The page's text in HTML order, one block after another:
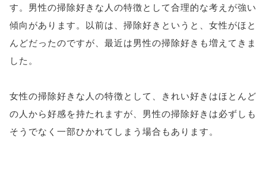
す。男性の掃除好きな人の特徴として合理的な考えが強い
傾向があります。以前は、掃除好きというと、女性がほと
んどだったのですが、最近は男性の掃除好きも増えてきま
した。
女性の掃除好きな人の特徴として、きれい好きはほとんど
の人から好感を持たれますが、男性の掃除好きは必ずしも
そうでなく一部ひかれてしまう場合もあります。